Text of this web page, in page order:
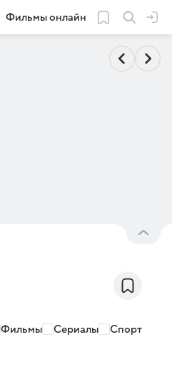
Фильмы онлайн
Фильмы Сериалы Спорт